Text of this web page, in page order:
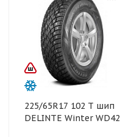
225/65R17 102 T шип
DELINTE Winter WD42